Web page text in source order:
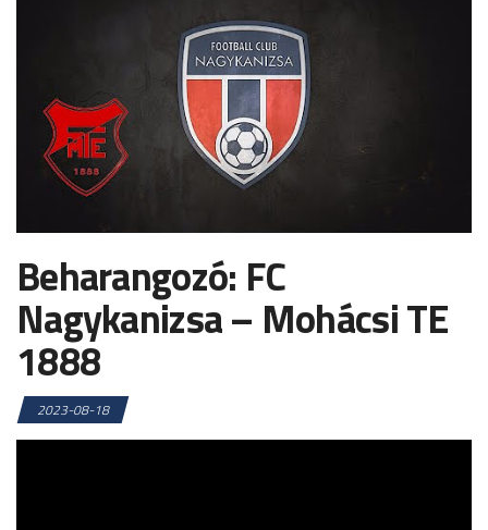
Beharangozó: FC
Nagykanizsa – Mohácsi TE
1888
2023-08-18